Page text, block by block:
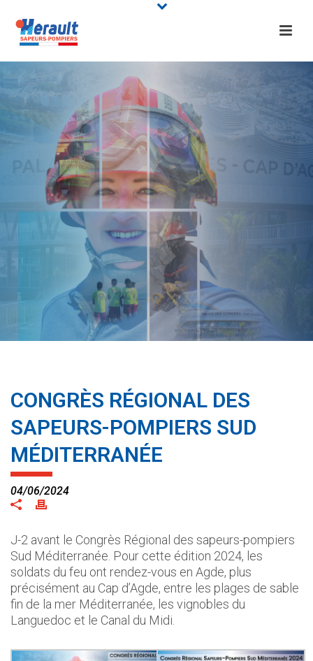
CONGRÈS RÉGIONAL DES
SAPEURS-POMPIERS SUD
MÉDITERRANÉE
04/06/2024
J-2 avant le Congrès Régional des sapeurs-pompiers
Sud Méditerranée. Pour cette édition 2024, les
soldats du feu ont rendez-vous en Agde, plus
précisément au Cap d’Agde, entre les plages de sable
fin de la mer Méditerranée, les vignobles du
Languedoc et le Canal du Midi.